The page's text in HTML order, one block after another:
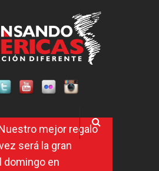
mejor regalo
será la gran
domingo en